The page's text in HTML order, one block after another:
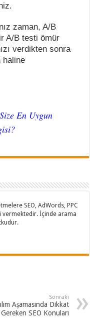
zaman, A/B
A/B testi ömür
verdikten sonra
haline
En Uygun
SEO, AdWords, PPC
vermektedir. İçinde arama
Sonraki
Aşamasında Dikkat
SEO Konuları